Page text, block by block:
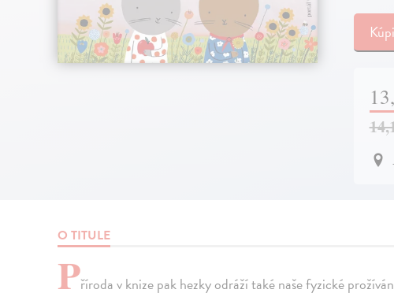
O TITULE
Příroda v knize pak hezky odráží také naše fyzické